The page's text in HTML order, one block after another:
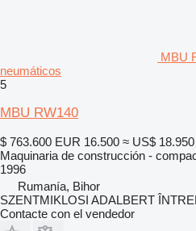
MBU
neumáticos
5
MBU RW140
$ 763.600 EUR 16.500 ≈ US$ 18.950
Maquinaria de construcción -
1996
Rumanía, Bihor
SZENTMIKLOSI ADALBERT
Contacte con el vendedor